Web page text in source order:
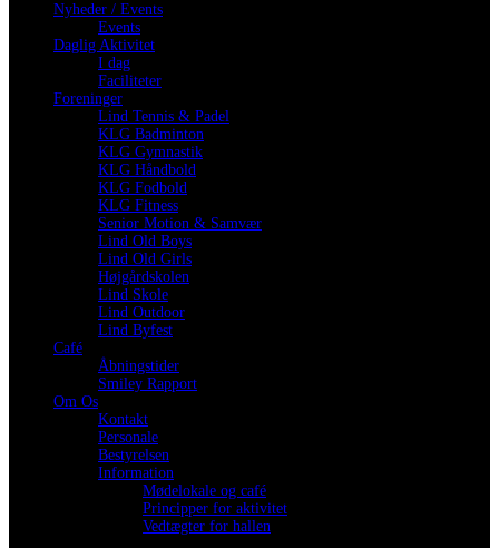
Nyheder / Events
Events
Daglig Aktivitet
I dag
Faciliteter
Foreninger
Lind Tennis & Padel
KLG Badminton
KLG Gymnastik
KLG Håndbold
KLG Fodbold
KLG Fitness
Senior Motion & Samvær
Lind Old Boys
Lind Old Girls
Højgårdskolen
Lind Skole
Lind Outdoor
Lind Byfest
Café
Åbningstider
Smiley Rapport
Om Os
Kontakt
Personale
Bestyrelsen
Information
Mødelokale og café
Principper for aktivitet
Vedtægter for hallen